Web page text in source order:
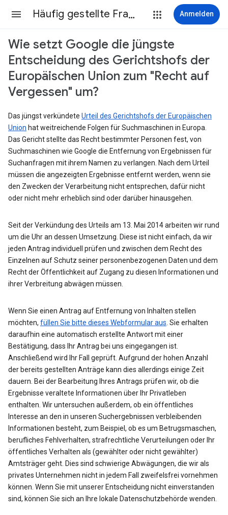
Häufig gestellte Fragen Anmelden
Wie setzt Google die jüngste
Entscheidung des Gerichtshofs der
Europäischen Union zum "Recht auf
Vergessen" um?
Das jüngst verkündete Urteil des Gerichtshofs der Europäischen
Union hat weitreichende Folgen für Suchmaschinen in Europa.
Das Gericht stellte das Recht bestimmter Personen fest, von
Suchmaschinen wie Google die Entfernung von Ergebnissen für
Suchanfragen mit ihrem Namen zu verlangen. Nach dem Urteil
müssen die angezeigten Ergebnisse entfernt werden, wenn sie
den Zwecken der Verarbeitung nicht entsprechen, dafür nicht
oder nicht mehr erheblich sind oder darüber hinausgehen.
Seit der Verkündung des Urteils am 13. Mai 2014 arbeiten wir rund
um die Uhr an dessen Umsetzung. Diese ist nicht einfach, da wir
jeden Antrag individuell prüfen und zwischen dem Recht des
Einzelnen auf Schutz seiner personenbezogenen Daten und dem
Recht der Öffentlichkeit auf Zugang zu diesen Informationen und
ihrer Verbreitung abwägen müssen.
Wenn Sie einen Antrag auf Entfernung von Inhalten stellen
möchten, füllen Sie bitte dieses Webformular aus . Sie erhalten
daraufhin eine automatisch erstellte Antwort mit einer
Bestätigung, dass Ihr Antrag bei uns eingegangen ist.
Anschließend wird Ihr Fall geprüft. Aufgrund der hohen Anzahl
der bereits gestellten Anträge kann dies allerdings einige Zeit
dauern. Bei der Bearbeitung Ihres Antrags prüfen wir, ob die
Ergebnisse veraltete Informationen über Ihr Privatleben
enthalten. Wir untersuchen außerdem, ob ein öffentliches
Interesse an den in unseren Suchergebnissen verbleibenden
Informationen besteht, zum Beispiel, ob es um Betrugsmaschen,
berufliches Fehlverhalten, strafrechtliche Verurteilungen oder Ihr
öffentliches Verhalten als (gewählter oder nicht gewählter)
Amtsträger geht. Dies sind schwierige Abwägungen, die wir als
privates Unternehmen nicht in jedem Fall zweifelsfrei vornehmen
können. Wenn Sie mit unserer Entscheidung nicht einverstanden
sind, können Sie sich an Ihre lokale Datenschutzbehörde wenden.